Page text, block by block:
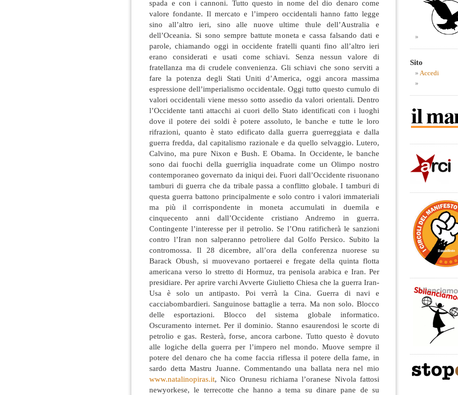
spada e con i cannoni. Tutto questo in nome del dio denaro come
valore fondante. Il mercato e l’impero occidentali hanno fatto legge
sino all’altro ieri, sino alle nuove ultime thule dell’Australia e
dell’Oceania. Si sono sempre battute moneta e cassa falsando dati e
parole, chiamando oggi in occidente fratelli quanti fino all’altro ieri
erano considerati e usati come schiavi. Senza nessun valore di
fratellanza ma di crudele convenienza. Gli schiavi che sono serviti a
fare la potenza degli Stati Uniti d’America, oggi ancora massima
espressione dell’imperialismo occidentale. Oggi tutto questo cumulo di
valori occidentali viene messo sotto assedio da valori orientali. Dentro
l’Occidente tanti attacchi ai cuori dello Stato identificati con i luoghi
dove il potere dei soldi è potere assoluto, le banche e tutte le loro
rifrazioni, quanto è stato edificato dalla guerra guerreggiata e dalla
guerra fredda, dal capitalismo razionale e da quello selvaggio. Lutero,
Calvino, ma pure Nixon e Bush. E Obama. In Occidente, le banche
sono dai fuochi della guerriglia inquadrate come un Olimpo nostro
contemporaneo governato da iniqui dei. Fuori dall’Occidente risuonano
tamburi di guerra che da tribale passa a conflitto globale. I tamburi di
questa guerra battono principalmente e solo contro i valori immateriali
ma più il corrispondente in moneta accumulati in duemila e
cinquecento anni dall’Occidente cristiano Andremo in guerra.
Contingente l’interesse per il petrolio. Se l’Onu ratificherà le sanzioni
contro l’Iran non salperanno petroliere dal Golfo Persico. Subito la
contromossa. Il 28 dicembre, all’ora della conferenza nuorese su
Barack Obush, si muovevano portaerei e fregate della quinta flotta
americana verso lo stretto di Hormuz, tra penisola arabica e Iran. Per
presidiare. Per aprire varchi Avverte Giulietto Chiesa che la guerra Iran-
Usa è solo un antipasto. Poi verrà la Cina. Guerra di navi e
cacciabombardieri. Sanguinose battaglie a terra. Ma non solo. Blocco
delle esportazioni. Blocco del sistema globale informatico.
Oscuramento internet. Per il dominio. Stanno esaurendosi le scorte di
petrolio e gas. Resterà, forse, ancora carbone. Tutto questo è dovuto
alle logiche della guerra per l’impero nel mondo. Muove sempre il
potere del denaro che ha come faccia riflessa il potere della fame, in
sardo detta Mastru Juanne. Commentando una ballata nera nel mio
www.natalinopiras.it, Nico Orunesu richiama l’oranese Nivola fattosi
newyorkese, le terrecotte che hanno a tema su dinare pane de su
Sito
Accedi